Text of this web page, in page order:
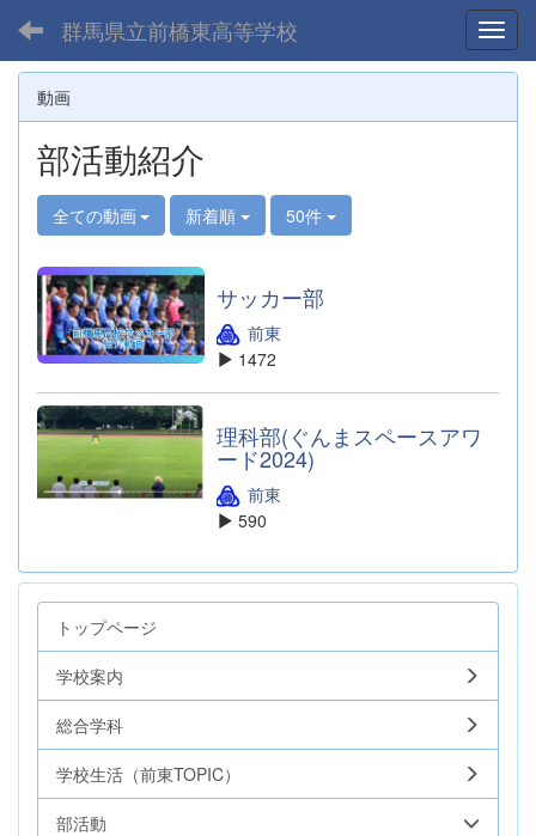
群馬県立前橋東高等学校
動画
部活動紹介
全ての動画 新着順 50件
サッカー部
前東
1472
理科部(ぐんまスペースアワ
ード2024)
前東
590
トップページ
学校案内
総合学科
学校生活（前東TOPIC）
部活動